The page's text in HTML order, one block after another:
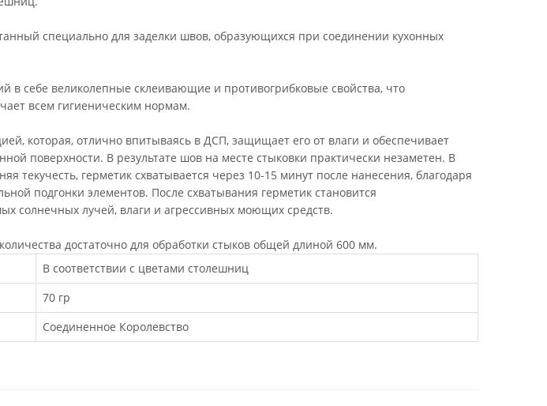
специально для заделки швов, образующихся при соединении кухонных
в себе великолепные склеивающие и противогрибковые свойства, что
всем гигиеническим нормам.
которая, отлично впитываясь в ДСП, защищает его от влаги и обеспечивает
поверхности. В результате шов на месте стыковки практически незаметен. В
текучесть, герметик схватывается через 10-15 минут после нанесения, благодаря
подгонки элементов. После схватывания герметик становится
солнечных лучей, влаги и агрессивных моющих средств.
достаточно для обработки стыков общей длиной 600 мм.
В соответствии с цветами столешниц
70 гр
Соединенное Королевство